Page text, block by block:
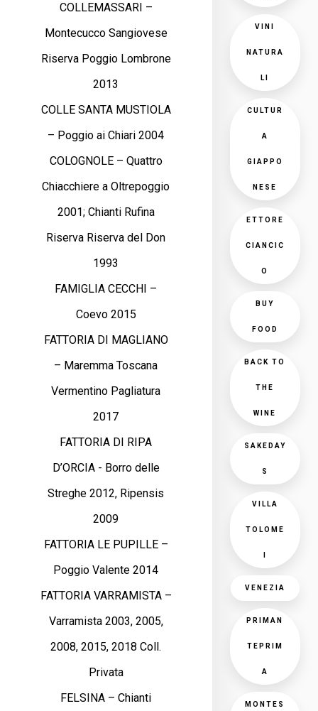
COLLEMASSARI –
Montecucco Sangiovese
Riserva Poggio Lombrone
2013
COLLE SANTA MUSTIOLA
– Poggio ai Chiari 2004
COLOGNOLE – Quattro
Chiacchiere a Oltrepoggio
2001; Chianti Rufina
Riserva Riserva del Don
1993
FAMIGLIA CECCHI –
Coevo 2015
FATTORIA DI MAGLIANO
– Maremma Toscana
Vermentino Pagliatura
2017
FATTORIA DI RIPA
D’ORCIA - Borro delle
Streghe 2012, Ripensis
2009
FATTORIA LE PUPILLE –
Poggio Valente 2014
FATTORIA VARRAMISTA –
Varramista 2003, 2005,
2008, 2015, 2018 Coll.
Privata
FELSINA – Chianti
VINI
NATURA
LI
CULTUR
A
GIAPPO
NESE
ETTORE
CIANCIC
O
BUY
FOOD
BACK TO
THE
WINE
SAKEDAY
S
VILLA
TOLOME
VENEZIA
PRIMAN
TEPRIM
A
MONTES